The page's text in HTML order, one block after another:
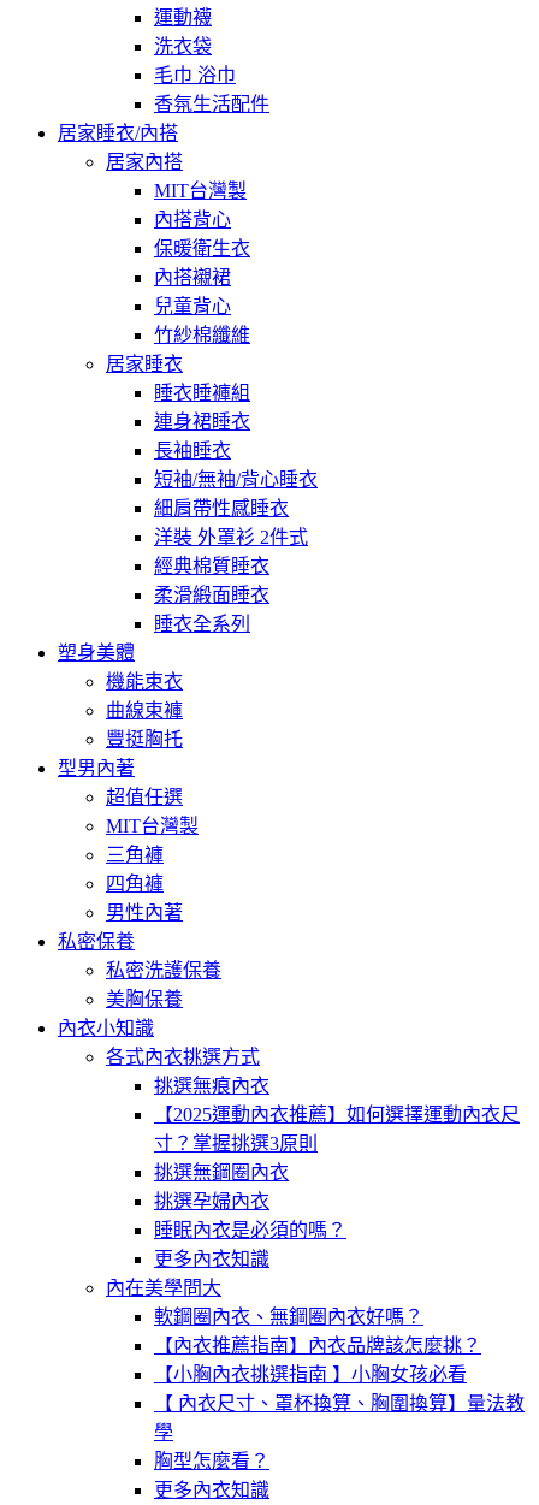
運動襪
洗衣袋
毛巾 浴巾
香氛生活配件
居家睡衣/內搭
居家內搭
MIT台灣製
內搭背心
保暖衛生衣
內搭襯裙
兒童背心
竹紗棉纖維
居家睡衣
睡衣睡褲組
連身裙睡衣
長袖睡衣
短袖/無袖/背心睡衣
細肩帶性感睡衣
洋裝 外罩衫 2件式
經典棉質睡衣
柔滑緞面睡衣
睡衣全系列
塑身美體
機能束衣
曲線束褲
豐挺胸托
型男內著
超值任選
MIT台灣製
三角褲
四角褲
男性內著
私密保養
私密洗護保養
美胸保養
內衣小知識
各式內衣挑選方式
挑選無痕內衣
【2025運動內衣推薦】如何選擇運動內衣尺
寸？掌握挑選3原則
挑選無鋼圈內衣
挑選孕婦內衣
睡眠內衣是必須的嗎？
更多內衣知識
內在美學問大
軟鋼圈內衣、無鋼圈內衣好嗎？
【內衣推薦指南】內衣品牌該怎麼挑？
【小胸內衣挑選指南 】小胸女孩必看
【 內衣尺寸、罩杯換算、胸圍換算】量法教
學
胸型怎麼看？
更多內衣知識